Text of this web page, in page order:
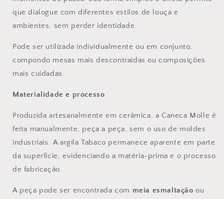
que dialogue com diferentes estilos de louça e
ambientes, sem perder identidade.
Pode ser utilizada individualmente ou em conjunto,
compondo mesas mais descontraídas ou composições
mais cuidadas.
Materialidade e processo
Produzida artesanalmente em cerâmica, a Caneca Molle é
feita manualmente, peça a peça, sem o uso de moldes
industriais. A argila Tabaco permanece aparente em parte
da superfície, evidenciando a matéria-prima e o processo
de fabricação.
A peça pode ser encontrada com meia esmaltação ou